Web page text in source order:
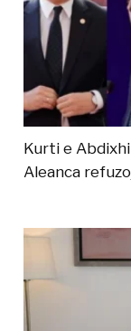
Kurti e
Aleanca